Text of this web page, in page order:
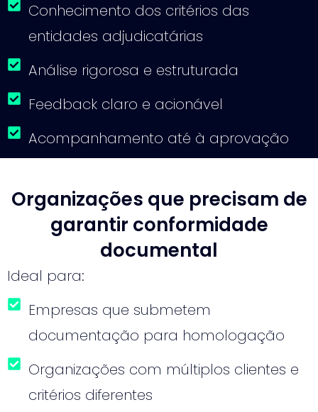
Conhecimento dos critérios das
entidades adjudicatárias
Análise rigorosa e estruturada
Feedback claro e acionável
Acompanhamento até à aprovação
Organizações que precisam de
garantir conformidade
documental
Ideal para:
Empresas que submetem
documentação para homologação
Organizações com múltiplos clientes e
critérios diferentes